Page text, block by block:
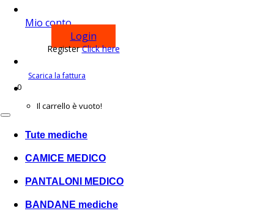
Mio conto
Login
RegisterClick here
Scarica la fattura
0
Il carrello è vuoto!
Tute mediche
CAMICE MEDICO
PANTALONI MEDICO
BANDANE mediche